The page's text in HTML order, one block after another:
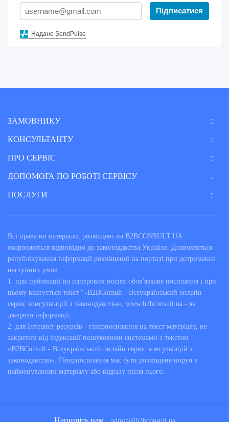
Підписатися
Надано SendPulse
ЗАМОВНИКУ
КОНСУЛЬТАНТУ
ПРО СЕРВІС
ДОПОМОГА ПО РОБОТІ СЕРВІСУ
ПОСЛУГИ
Всі права на матеріали, розміщені на B2BCONSULT.UA
охороняються відповідно до законодавства України. Дозволяється
републікування інформації розміщеної на порталі при дотриманні
наступних умов:
1. при публікації на паперових носіях обов'язкове посилання і при
цьому вказується текст "«B2BConsult - Всеукраїнський онлайн
сервіс консультацій з законодавства», www.b2bconsult.ua - як
джерело інформації;
2. для Інтернет-ресурсів - гіперпосилання на текст матеріалу, не
закритим від індексації пошуковими системами з текстом
«B2BConsult - Всеукраїнський онлайн сервіс консультацій з
законодавства». Гіперпосилання має бути розміщене поруч з
найменуванням матеріалу або відразу після нього.
Напишіть нам